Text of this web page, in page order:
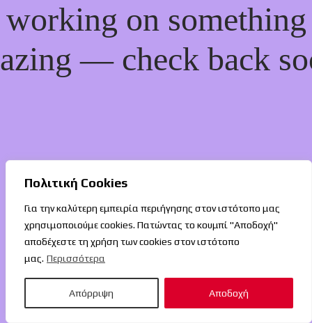
Πολιτική Cookies
Για την καλύτερη εμπειρία περιήγησης στον ιστότοπο μας
χρησιμοποιούμε cookies. Πατώντας το κουμπί "Αποδοχή"
αποδέχεστε τη χρήση των cookies στον ιστότοπο
μας. Περισσότερα
Απόρριψη Αποδοχή
working on something
— check back